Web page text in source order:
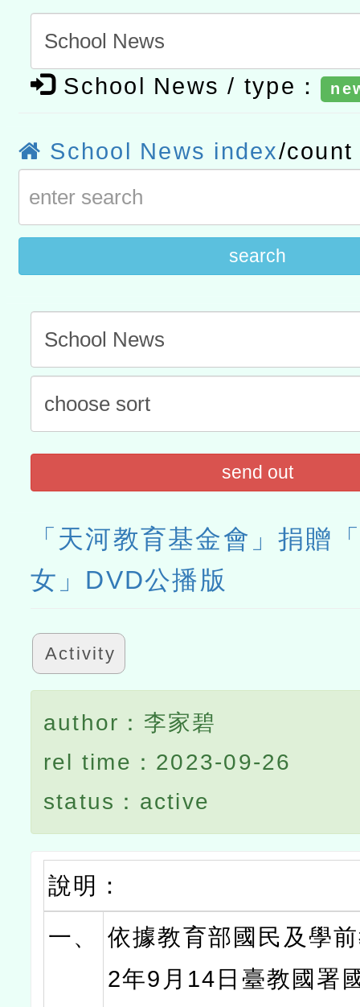
康講座「吃得安心，動得
休同仁踴躍參加一案。
本校115學年度第2次代理
結果公告(無人報名，續辦
適應運動共學行動站研習
本館辦理115年度閱讀磐
程
A3數位素養講師名單
School News / type：
School News index/count
search
send out
「天河教育基金會」捐贈
女」DVD公播版
Activity
author：李家碧
rel time：2023-09-26
status：active
說明：
一、
依據教育部國民及學
2年9月14日臺教國署